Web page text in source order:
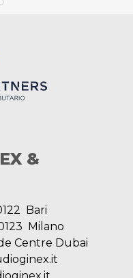
&
Bari
Milano
Centre Dubai